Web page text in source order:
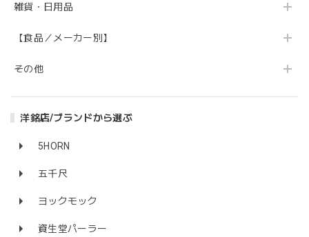
雑貨・日用品
【食品／メーカー別】
その他
洋銘店/ブランドから選ぶ
5HORN
五千尺
ヨックモック
資生堂パーラー